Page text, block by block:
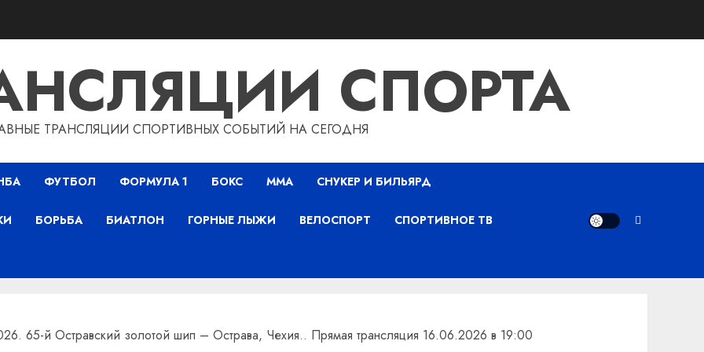
СПОРТА
ТРАНСЛЯЦИИ СПОРТИВНЫХ СОБЫТИЙ НА СЕГОДНЯ
ФУТБОЛ ФОРМУЛА 1 БОКС ММА СНУКЕР И БИЛЬЯРД
БОРЬБА БИАТЛОН ГОРНЫЕ ЛЫЖИ ВЕЛОСПОРТ СПОРТИВНОЕ ТВ
65-й Остравский золотой шип – Острава, Чехия.. Прямая трансляция 16.06.2026 в 19:00